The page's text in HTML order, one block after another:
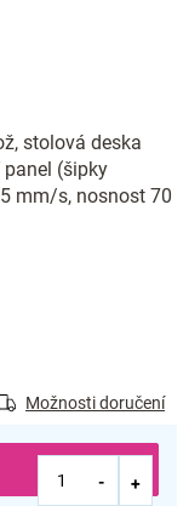
Možnosti doručení
stolová deska
(šipky
mm/s, nosnost 70